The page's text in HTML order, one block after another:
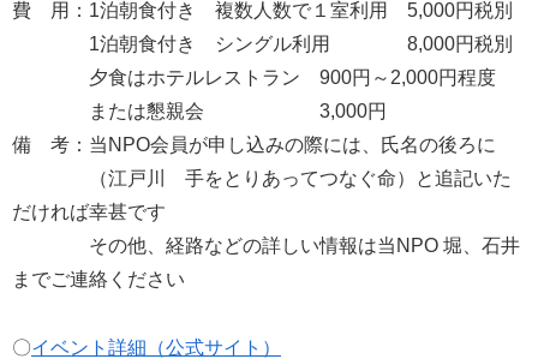
費 用：1泊朝食付き 複数人数で１室利用 5,000円税別
1泊朝食付き シングル利用 8,000円税別
夕食はホテルレストラン 900円～2,000円程度
または懇親会 3,000円
備 考：当NPO会員が申し込みの際には、氏名の後ろに
（江戸川 手をとりあってつなぐ命）と追記いた
だければ幸甚です
その他、経路などの詳しい情報は当NPO 堀、石井
までご連絡ください
〇イベント詳細（公式サイト）